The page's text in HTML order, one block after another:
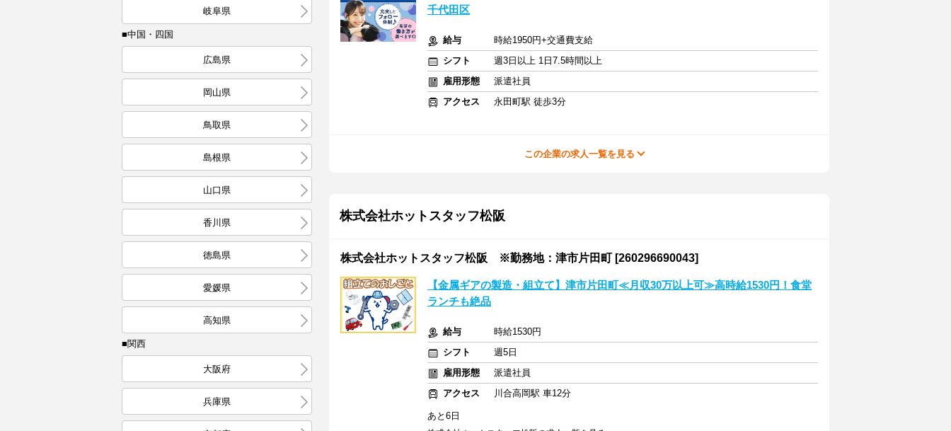
岐阜県
■中国・四国
広島県
岡山県
鳥取県
島根県
山口県
香川県
徳島県
愛媛県
高知県
■関西
大阪府
兵庫県
千代田区
給与
時給1950円+交通費支給
シフト
週3日以上 1日7.5時間以上
雇用形態
派遣社員
アクセス
永田町駅 徒歩3分
この企業の求人一覧を見る
株式会社ホットスタッフ松阪
株式会社ホットスタッフ松阪 ※勤務地：津市片田町 [260296690043]
【金属ギアの製造・組立て】津市片田町≪月収30万以上可≫高時給1530円！食堂
ランチも絶品
給与
時給1530円
シフト
週5日
雇用形態
派遣社員
アクセス
川合高岡駅 車12分
あと6日